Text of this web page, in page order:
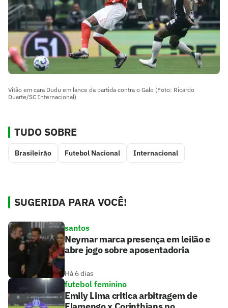
Vitão em cara Dudu em lance da partida contra o Galo (Foto: Ricardo
Duarte/SC Internacional)
TUDO SOBRE
Brasileirão Futebol Nacional Internacional
SUGERIDA PARA VOCÊ!
santos
Neymar marca presença em leilão e
abre jogo sobre aposentadoria
Há 6 dias
futebol feminino
Emily Lima critica arbitragem de